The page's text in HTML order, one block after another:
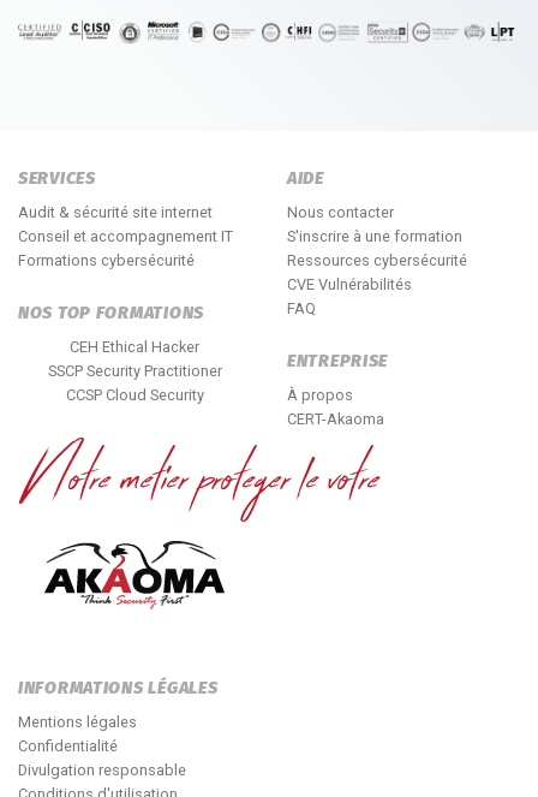
SERVICES
Audit & sécurité site internet
Conseil et accompagnement IT
Formations cybersécurité
NOS TOP FORMATIONS
CEH Ethical Hacker
SSCP Security Practitioner
CCSP Cloud Security
AIDE
Nous contacter
S'inscrire à une formation
Ressources cybersécurité
CVE Vulnérabilités
FAQ
ENTREPRISE
À propos
CERT-Akaoma
INFORMATIONS LÉGALES
Mentions légales
Confidentialité
Divulgation responsable